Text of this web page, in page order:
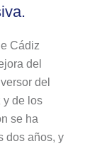
Cádiz
del
del
y de los
se ha
dos años, y